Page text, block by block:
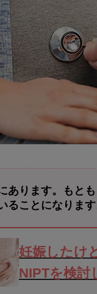
ります。もと
ことになります
妊娠したけ
NIPTを検討